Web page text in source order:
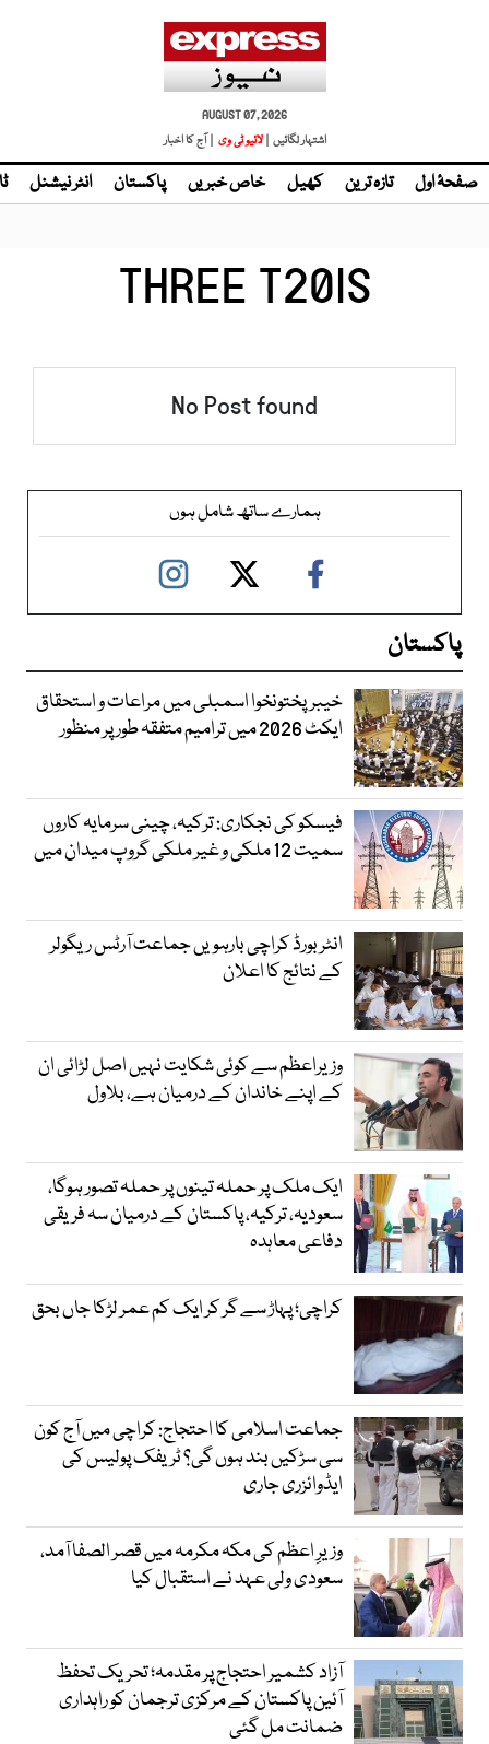
AUGUST 07, 2026
اشتہار لگائیں | لائیو ٹی وی | آج کا اخبار
صفحۂ اول تازہ ترین کھیل خاص خبریں پاکستان انٹر نیشنل
THREE T20IS
No Post found
ہمارے ساتھ شامل ہوں
پاکستان
خیبرپختونخوا اسمبلی میں مراعات و استحقاق
ایکٹ 2026 میں ترامیم متفقہ طور پر منظور
فیسکو کی نجکاری: ترکیہ، چینی سرمایہ کاروں
سمیت 12 ملکی و غیر ملکی گروپ میدان میں
انٹر بورڈ کراچی بارہویں جماعت آرٹس ریگولر
کے نتائج کا اعلان
وزیراعظم سے کوئی شکایت نہیں اصل لڑائی ان
کے اپنے خاندان کے درمیان ہے، بلاول
ایک ملک پر حملہ تینوں پر حملہ تصور ہوگا،
سعودیہ، ترکیہ، پاکستان کے درمیان سہ فریقی
دفاعی معاہدہ
کراچی؛ پہاڑ سے گر کر ایک کم عمر لڑکا جاں بحق
جماعت اسلامی کا احتجاج: کراچی میں آج کون
سی سڑکیں بند ہوں گی؟ ٹریفک پولیس کی
ایڈوائزری جاری
وزیرِ اعظم کی مکہ مکرمہ میں قصر الصفا آمد،
سعودی ولی عہد نے استقبال کیا
آزاد کشمیر احتجاج پر مقدمہ؛ تحریک تحفظ
آئین پاکستان کے مرکزی ترجمان کو راہداری
ضمانت مل گئی